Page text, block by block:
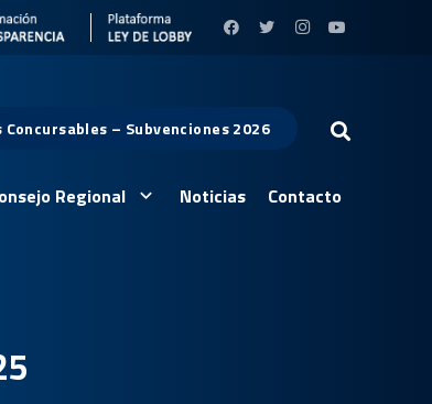
– Subvenciones 2026
Regional Noticias Contacto